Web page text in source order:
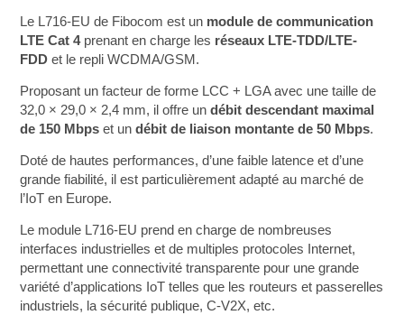
Le L716-EU de Fibocom est un module de communication
LTE Cat 4prenant en charge les réseaux LTE-TDD/LTE-
FDD et le repli WCDMA/GSM.
Proposant un facteur de forme LCC + LGA avec une taille de
32,0 × 29,0 × 2,4 mm, il offre undébit descendant maximal
de 150 Mbps et undébit de liaison montante de 50 Mbps.
Doté de hautes performances, d’une faible latence et d’une
grande fiabilité, il est particulièrement adapté au marché de
l’IoT en Europe.
Le module L716-EU prend en charge de nombreuses
interfaces industrielles et de multiples protocoles Internet,
permettant une connectivité transparente pour une grande
variété d’applications IoT telles que les routeurs et passerelles
industriels, la sécurité publique, C-V2X, etc.